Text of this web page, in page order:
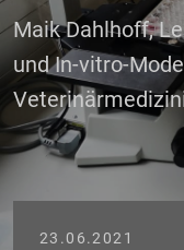
Maik Dahlhoff,
und In-vitro-
23.06.2021